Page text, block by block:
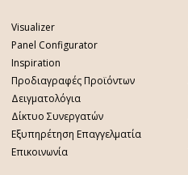
Visualizer
Panel Configurator
Inspiration
Προδιαγραφές Προϊόντων
Δειγματολόγια
Δίκτυο Συνεργατών
Εξυπηρέτηση Επαγγελματία
Επικοινωνία